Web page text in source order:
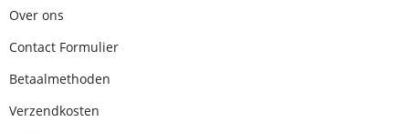
Over ons
Contact Formulier
Betaalmethoden
Verzendkosten